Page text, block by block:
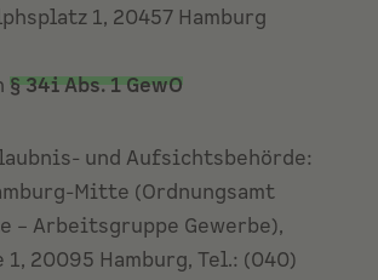
1, 20457 Hamburg
§ 34i Abs. 1 GewO
und Aufsichtsbehörde:
Mitte (Ordnungsamt
– Arbeitsgruppe Gewerbe),
20095 Hamburg, Tel.: (040)